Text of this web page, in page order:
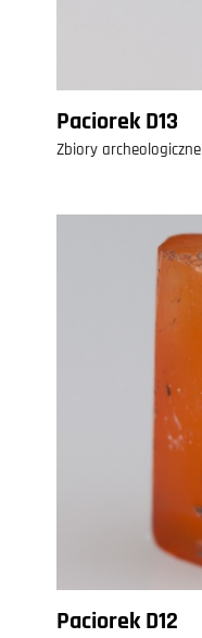
Paciorek D13
Zbiory archeologiczne
Paciorek D12